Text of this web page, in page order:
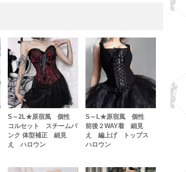
S～2L★原宿風 個性
コルセット スチームパ
ンク 体型補正 細見
え ハロウン
S～L★原宿風 個性
前後２WAY着 細見
え 編上げ トップス
ハロウン